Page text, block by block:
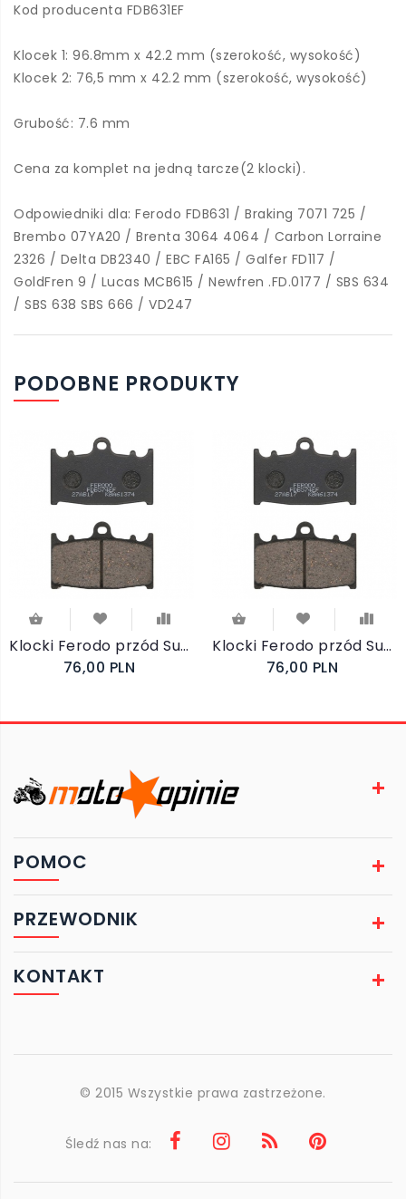
Kod producenta FDB631EF
Klocek 1: 96.8mm x 42.2 mm (szerokość, wysokość)
Klocek 2: 76,5 mm x 42.2 mm (szerokość, wysokość)
Grubość: 7.6 mm
Cena za komplet na jedną tarcze(2 klocki).
Odpowiedniki dla: Ferodo FDB631 / Braking 7071 725 /
Brembo 07YA20 / Brenta 3064 4064 / Carbon Lorraine
2326 / Delta DB2340 / EBC FA165 / Galfer FD117 /
GoldFren 9 / Lucas MCB615 / Newfren .FD.0177 / SBS 634
/ SBS 638 SBS 666 / VD247
PODOBNE PRODUKTY
Klocki Ferodo przód Suzuki GSF1250 SA Bandit 2007-2012
76,00 PLN
Klocki Ferodo przód Suzuki GSF 1200 SA Bandit ABS 2006-2007
76,00 PLN
POMOC
PRZEWODNIK
KONTAKT
© 2015 Wszystkie prawa zastrzeżone.
Śledź nas na: